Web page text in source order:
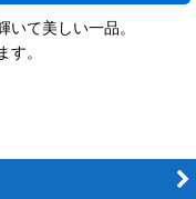
て美しい一品。
。